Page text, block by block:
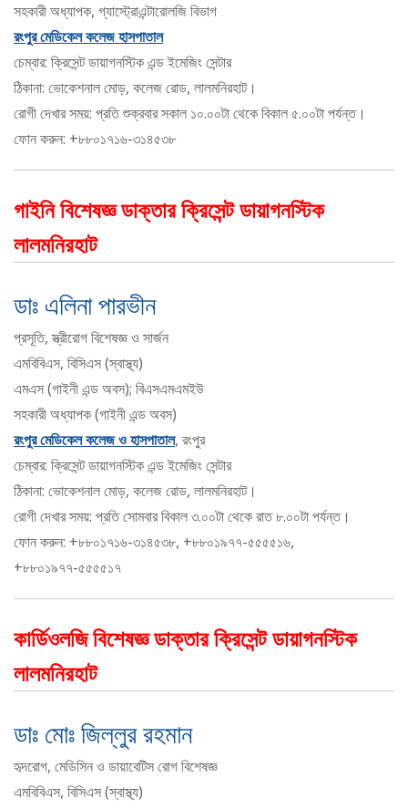
সহকারী অধ্যাপক, গ্যাস্ট্রোএন্টারোলজি বিভাগ
রংপুর মেডিকেল কলেজ হাসপাতাল
চেম্বার: ক্রিসেন্ট ডায়াগনস্টিক এন্ড ইমেজিং সেন্টার
ঠিকানা: ভোকেশনাল মোড়, কলেজ রোড, লালমনিরহাট।
রোগী দেখার সময়: প্রতি শুক্রবার সকাল ১০.০০টা থেকে বিকাল ৫.০০টা পর্যন্ত।
ফোন করুন: +৮৮০১৭১৬-৩১৪৫৩৮
গাইনি বিশেষজ্ঞ ডাক্তার ক্রিসেন্ট ডায়াগনস্টিক
লালমনিরহাট
ডাঃ এলিনা পারভীন
প্রসূতি, স্ত্রীরোগ বিশেষজ্ঞ ও সার্জন
এমবিবিএস, বিসিএস (স্বাস্থ্য)
এমএস (গাইনী এন্ড অবস); বিএসএমএমইউ
সহকারী অধ্যাপক (গাইনী এন্ড অবস)
রংপুর মেডিকেল কলেজ ও হাসপাতাল, রংপুর
চেম্বার: ক্রিসেন্ট ডায়াগনস্টিক এন্ড ইমেজিং সেন্টার
ঠিকানা: ভোকেশনাল মোড়, কলেজ রোড, লালমনিরহাট।
রোগী দেখার সময়: প্রতি সোমবার বিকাল ৩.০০টা থেকে রাত ৮.০০টা পর্যন্ত।
ফোন করুন: +৮৮০১৭১৬-৩১৪৫৩৮, +৮৮০১৯৭৭-৫৫৫৫১৬,
+৮৮০১৯৭৭-৫৫৫৫১৭
কার্ডিওলজি বিশেষজ্ঞ ডাক্তার ক্রিসেন্ট ডায়াগনস্টিক
লালমনিরহাট
ডাঃ মোঃ জিল্লুর রহমান
হৃদরোগ, মেডিসিন ও ডায়াবেটিস রোগ বিশেষজ্ঞ
এমবিবিএস, বিসিএস (স্বাস্থ্য)